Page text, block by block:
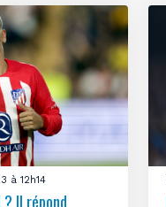
à 12h14
? Il répond